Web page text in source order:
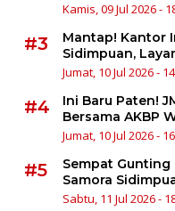
Kamis, 09 Jul 2026 -
#3
Mantap! Kantor
Sidimpuan,
Jumat, 10 Jul 2026 -
#4
Ini Baru Paten!
Bersama AKBP
Jumat, 10 Jul 2026 -
#5
Sempat Gunting
Samora
Sabtu, 11 Jul 2026 -